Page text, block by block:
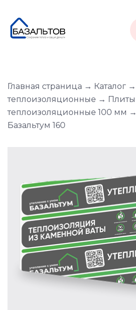
Главная страница → Каталог →
теплоизоляционные → Плиты
теплоизоляционные 100 мм →
Базальтум 160